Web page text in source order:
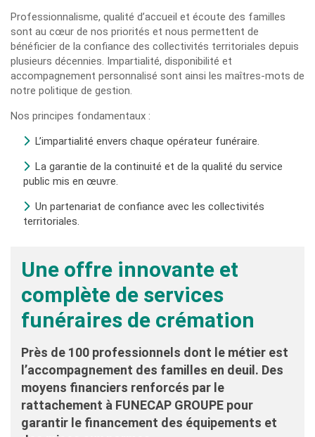
Professionnalisme, qualité d’accueil et écoute des familles
sont au cœur de nos priorités et nous permettent de
bénéficier de la confiance des collectivités territoriales depuis
plusieurs décennies. Impartialité, disponibilité et
accompagnement personnalisé sont ainsi les maîtres-mots de
notre politique de gestion.
Nos principes fondamentaux :
L’impartialité envers chaque opérateur funéraire.
La garantie de la continuité et de la qualité du service
public mis en œuvre.
Un partenariat de confiance avec les collectivités
territoriales.
Une offre innovante et
complète de services
funéraires de crémation
Près de 100 professionnels dont le métier est
l’accompagnement des familles en deuil. Des
moyens financiers renforcés par le
rattachement à FUNECAP GROUPE pour
garantir le financement des équipements et